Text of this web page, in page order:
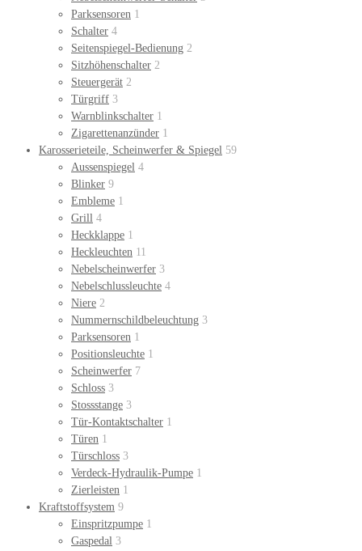
Parksensoren 1
Schalter 4
Seitenspiegel-Bedienung 2
Sitzhöhenschalter 2
Steuergerät 2
Türgriff 3
Warnblinkschalter 1
Zigarettenanzünder 1
Karosserieteile, Scheinwerfer & Spiegel 59
Aussenspiegel 4
Blinker 9
Embleme 1
Grill 4
Heckklappe 1
Heckleuchten 11
Nebelscheinwerfer 3
Nebelschlussleuchte 4
Niere 2
Nummernschildbeleuchtung 3
Parksensoren 1
Positionsleuchte 1
Scheinwerfer 7
Schloss 3
Stossstange 3
Tür-Kontaktschalter 1
Türen 1
Türschloss 3
Verdeck-Hydraulik-Pumpe 1
Zierleisten 1
Kraftstoffsystem 9
Einspritzpumpe 1
Gaspedal 3